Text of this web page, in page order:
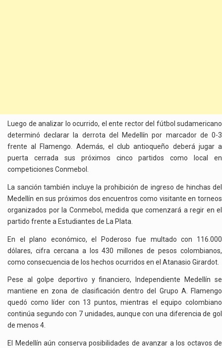
Luego de analizar lo ocurrido, el ente rector del fútbol sudamericano
determinó declarar la derrota del Medellín por marcador de 0-3
frente al Flamengo. Además, el club antioqueño deberá jugar a
puerta cerrada sus próximos cinco partidos como local en
competiciones Conmebol.
La sanción también incluye la prohibición de ingreso de hinchas del
Medellín en sus próximos dos encuentros como visitante en torneos
organizados por la Conmebol, medida que comenzará a regir en el
partido frente a Estudiantes de La Plata.
En el plano económico, el Poderoso fue multado con 116.000
dólares, cifra cercana a los 430 millones de pesos colombianos,
como consecuencia de los hechos ocurridos en el Atanasio Girardot.
Pese al golpe deportivo y financiero, Independiente Medellín se
mantiene en zona de clasificación dentro del Grupo A. Flamengo
quedó como líder con 13 puntos, mientras el equipo colombiano
continúa segundo con 7 unidades, aunque con una diferencia de gol
de menos 4.
El Medellín aún conserva posibilidades de avanzar a los octavos de